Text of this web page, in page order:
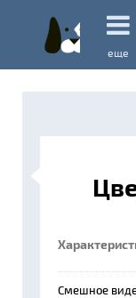
еще
Смешное